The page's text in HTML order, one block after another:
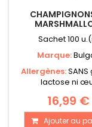
Sachet 100
Marque:
Allergènes:SANS
lactose ni
16,99 €
Ajouter au